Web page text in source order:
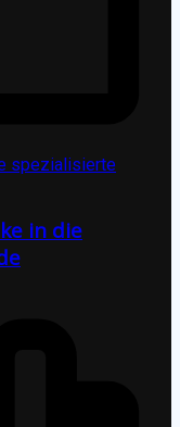
in die